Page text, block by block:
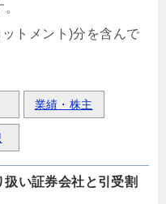
トメント)分を含んで
業績・株主
い証券会社と引受割